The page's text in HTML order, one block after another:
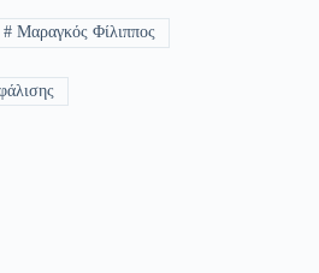
#Μαραγκός Φίλιππος